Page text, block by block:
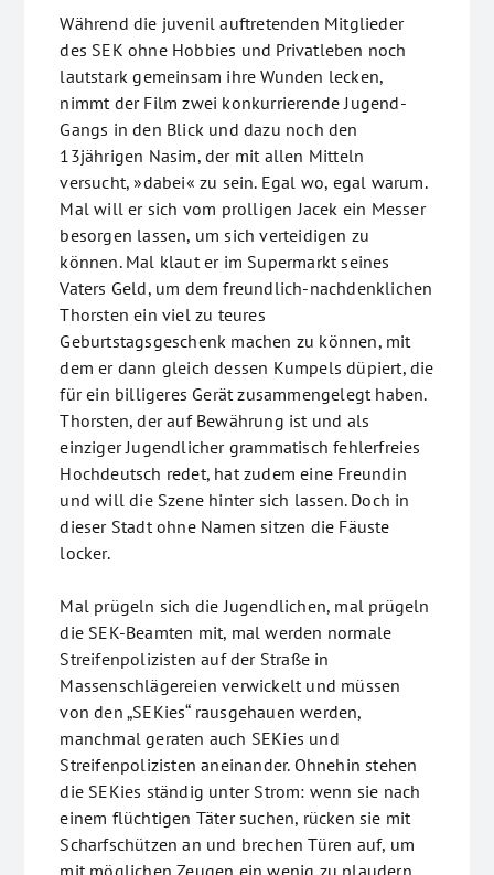
Während die juvenil auftretenden Mitglieder
des SEK ohne Hobbies und Privatleben noch
lautstark gemeinsam ihre Wunden lecken,
nimmt der Film zwei konkurrierende Jugend-
Gangs in den Blick und dazu noch den
13jährigen Nasim, der mit allen Mitteln
versucht, »dabei« zu sein. Egal wo, egal warum.
Mal will er sich vom prolligen Jacek ein Messer
besorgen lassen, um sich verteidigen zu
können. Mal klaut er im Supermarkt seines
Vaters Geld, um dem freundlich-nachdenklichen
Thorsten ein viel zu teures
Geburtstagsgeschenk machen zu können, mit
dem er dann gleich dessen Kumpels düpiert, die
für ein billigeres Gerät zusammengelegt haben.
Thorsten, der auf Bewährung ist und als
einziger Jugendlicher grammatisch fehlerfreies
Hochdeutsch redet, hat zudem eine Freundin
und will die Szene hinter sich lassen. Doch in
dieser Stadt ohne Namen sitzen die Fäuste
locker.
Mal prügeln sich die Jugendlichen, mal prügeln
die SEK-Beamten mit, mal werden normale
Streifenpolizisten auf der Straße in
Massenschlägereien verwickelt und müssen
von den „SEKies“ rausgehauen werden,
manchmal geraten auch SEKies und
Streifenpolizisten aneinander. Ohnehin stehen
die SEKies ständig unter Strom: wenn sie nach
einem flüchtigen Täter suchen, rücken sie mit
Scharfschützen an und brechen Türen auf, um
mit möglichen Zeugen ein wenig zu plaudern.